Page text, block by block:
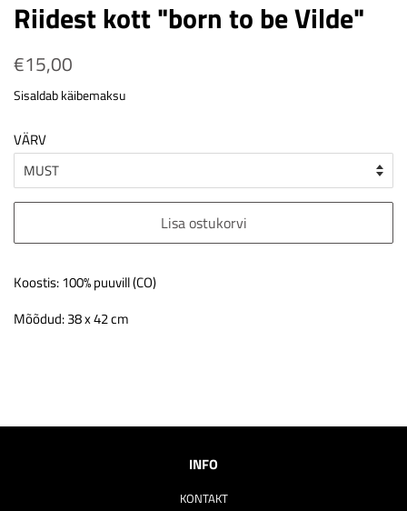
Riidest kott "born to be Vilde"
Tavahind
€15,00
Sisaldab käibemaksu
VÄRV
Lisa ostukorvi
Koostis: 100% puuvill (CO)
Mõõdud: 38 x 42 cm
INFO
KONTAKT